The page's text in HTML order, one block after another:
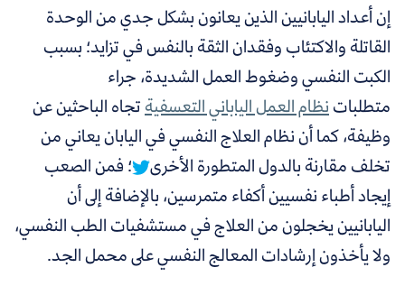
إن أعداد اليابانيين الذين يعانون بشكل جدي من الوحدة
القاتلة والاكتئاب وفقدان الثقة بالنفس في تزايد؛ بسبب
الكبت النفسي وضغوط العمل الشديدة، جراء
متطلباتنظام العمل الياباني التعسفيةتجاه الباحثين عن
وظيفة، كما أننظام العلاج النفسي في اليابان يعاني من
تخلف مقارنة بالدول المتطورة الأخرى
؛ فمن الصعب
إيجاد أطباء نفسيين أكفاء متمرسين، بالإضافة إلى أن
اليابانيين يخجلون من العلاج في مستشفيات الطب النفسي،
ولا يأخذون إرشادات المعالج النفسي على محمل الجد.